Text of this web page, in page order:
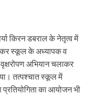
किरन डबराल के नेतृत्व में
स्कूल के अध्यापक व
अभियान चलाकर
तत्पश्चात स्कूल में
का आयोजन भी